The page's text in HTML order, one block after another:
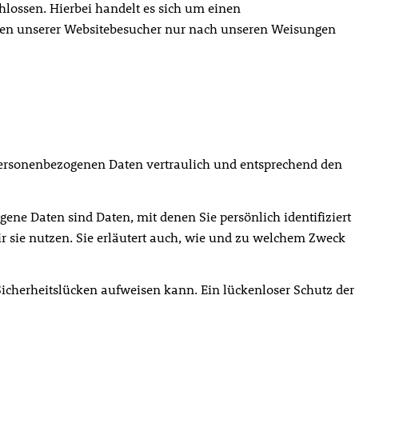
Hierbei handelt es sich um einen
unserer Websitebesucher nur nach unseren Weisungen
Daten vertraulich und entsprechend den
Daten sind Daten, mit denen Sie persönlich identifiziert
nutzen. Sie erläutert auch, wie und zu welchem Zweck
aufweisen kann. Ein lückenloser Schutz der